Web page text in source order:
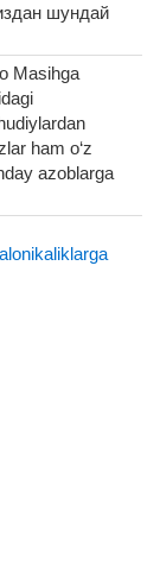
шундай
Masihga
ham o‘z
azoblarga